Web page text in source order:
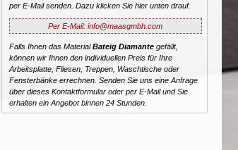
per E-Mail senden. Dazu klicken Sie hier unten drauf.
Per E-Mail: info@maasgmbh.com
Falls Ihnen das MaterialBateig Diamantegefällt,
können wir Ihnen den individuellen Preis für Ihre
Arbeitsplatte, Fliesen, Treppen, Waschtische oder
Fensterbänke errechnen. Senden Sie uns eine Anfrage
über dieses Kontaktformular oder per E-Mail und Sie
erhalten ein Angebot binnen 24 Stunden.